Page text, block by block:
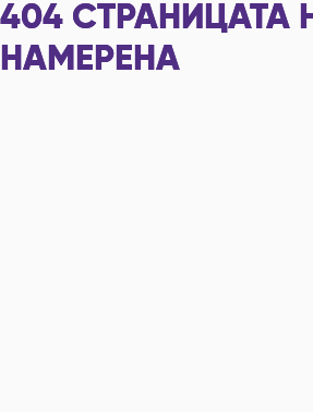
404 СТРАНИЦАТА
НАМЕРЕНА